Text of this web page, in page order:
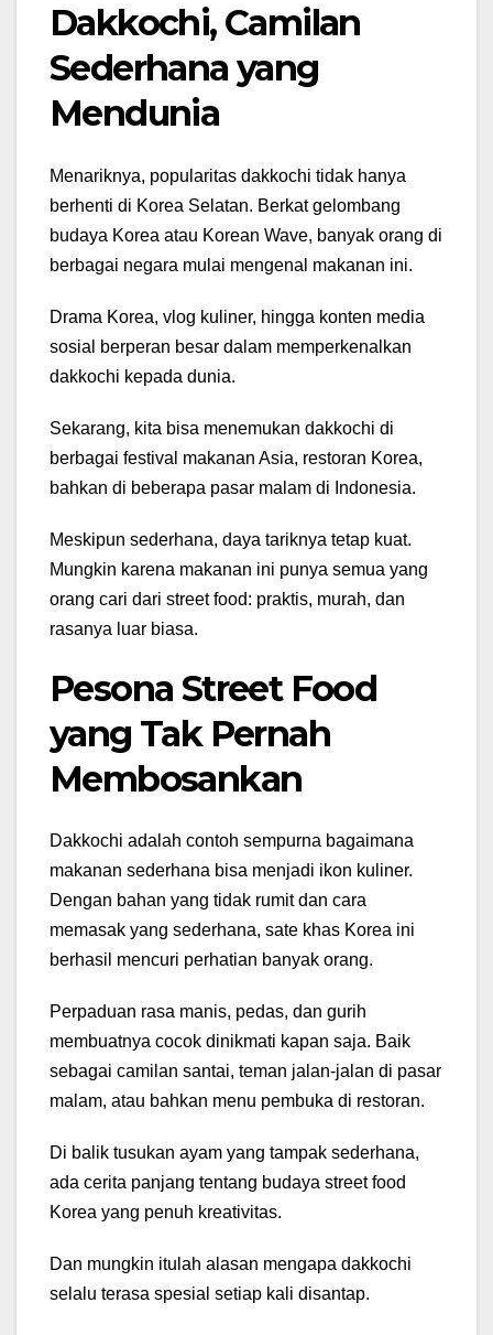
Dakkochi, Camilan
Sederhana yang
Mendunia
Menariknya, popularitas dakkochi tidak hanya
berhenti di Korea Selatan. Berkat gelombang
budaya Korea atau Korean Wave, banyak orang di
berbagai negara mulai mengenal makanan ini.
Drama Korea, vlog kuliner, hingga konten media
sosial berperan besar dalam memperkenalkan
dakkochi kepada dunia.
Sekarang, kita bisa menemukan dakkochi di
berbagai festival makanan Asia, restoran Korea,
bahkan di beberapa pasar malam di Indonesia.
Meskipun sederhana, daya tariknya tetap kuat.
Mungkin karena makanan ini punya semua yang
orang cari dari street food: praktis, murah, dan
rasanya luar biasa.
Pesona Street Food
yang Tak Pernah
Membosankan
Dakkochi adalah contoh sempurna bagaimana
makanan sederhana bisa menjadi ikon kuliner.
Dengan bahan yang tidak rumit dan cara
memasak yang sederhana, sate khas Korea ini
berhasil mencuri perhatian banyak orang.
Perpaduan rasa manis, pedas, dan gurih
membuatnya cocok dinikmati kapan saja. Baik
sebagai camilan santai, teman jalan-jalan di pasar
malam, atau bahkan menu pembuka di restoran.
Di balik tusukan ayam yang tampak sederhana,
ada cerita panjang tentang budaya street food
Korea yang penuh kreativitas.
Dan mungkin itulah alasan mengapa dakkochi
selalu terasa spesial setiap kali disantap.